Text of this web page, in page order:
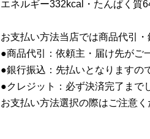
エネルギー332kcal・たんぱく質
お支払い方法当店では商品代引
●商品代引：依頼主・届け先がご
●銀行振込：先払いとなりますの
●クレジット：必ず決済完了まで
お支払い方法選択の際はご注意く